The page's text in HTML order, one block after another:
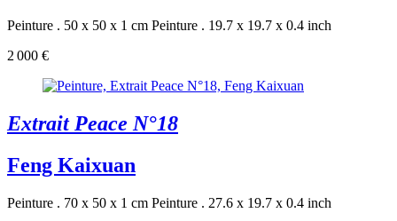
Peinture . 50 x 50 x 1 cm Peinture . 19.7 x 19.7 x 0.4 inch
2 000 €
Extrait Peace N°18
Feng Kaixuan
Peinture . 70 x 50 x 1 cm Peinture . 27.6 x 19.7 x 0.4 inch